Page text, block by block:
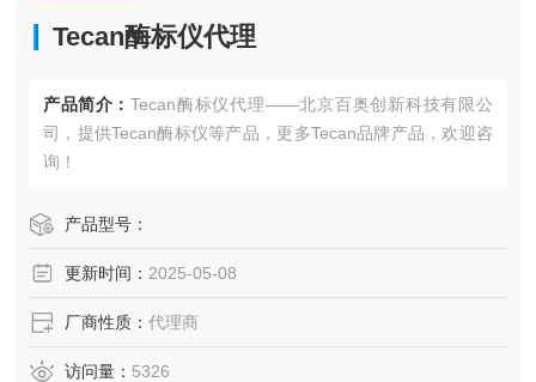
Tecan酶标仪代理
产品简介： Tecan酶标仪代理——北京百奥创新科技有限公
司，提供Tecan酶标仪等产品，更多Tecan品牌产品，欢迎咨
询！
产品型号：
更新时间： 2025-05-08
厂商性质： 代理商
访问量： 5326